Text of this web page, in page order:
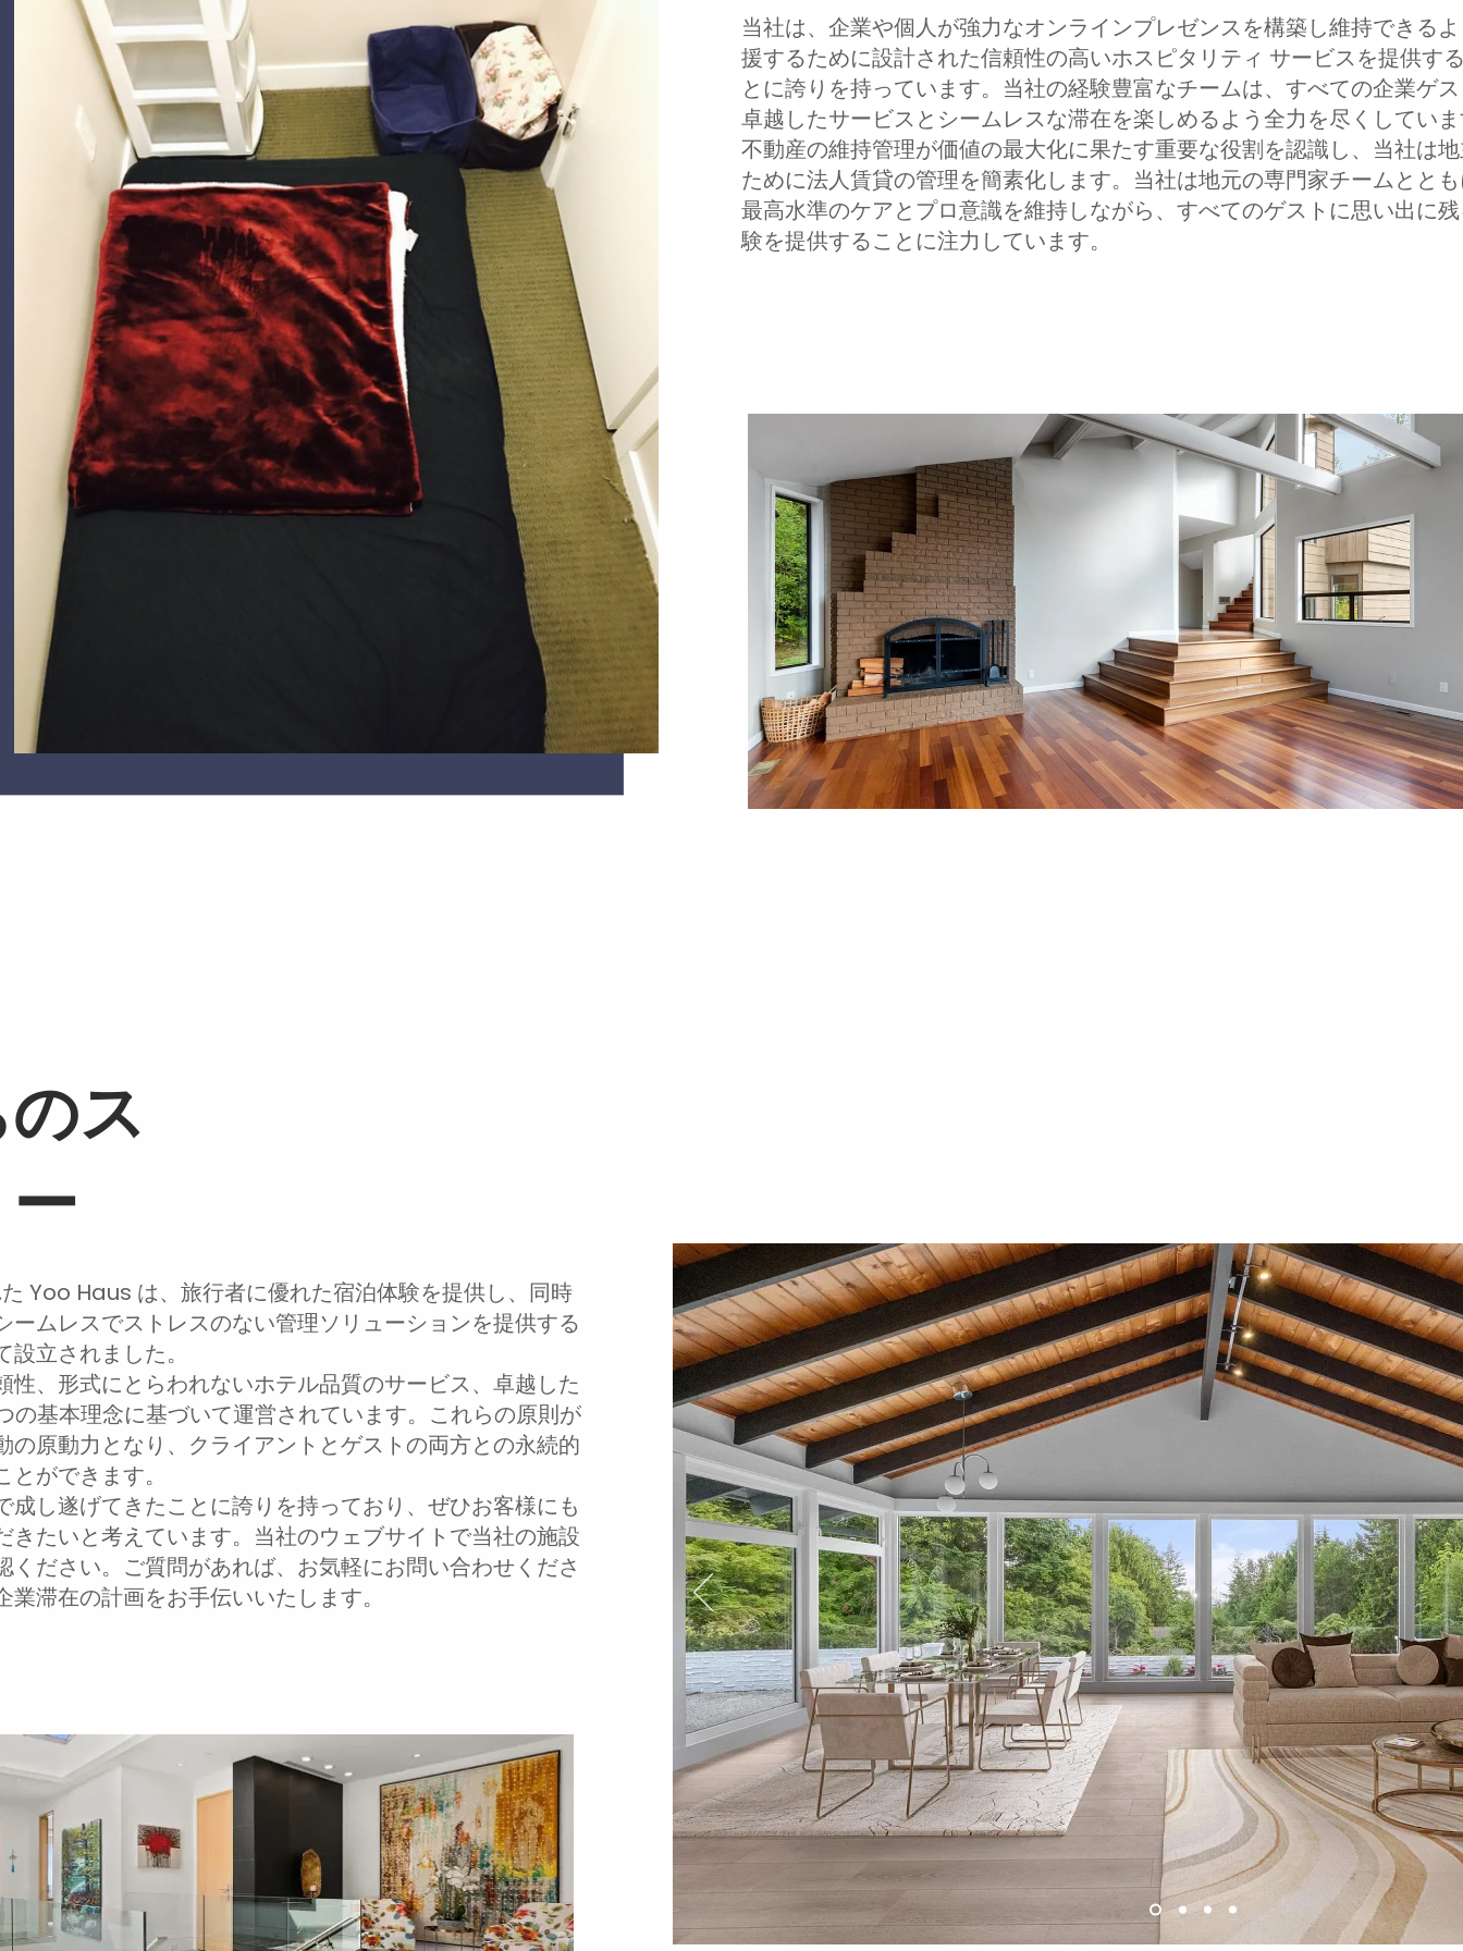
当社は、企業や個人が強力なオンラインプレゼンスを構築し維持できる
援するために設計された信頼性の高いホスピタリティ サービスを提供す
とに誇りを持っています。当社の経験豊富なチームは、すべての企業ゲ
卓越したサービスとシームレスな滞在を楽しめるよう全力を尽くしてい
不動産の維持管理が価値の最大化に果たす重要な役割を認識し、当社は
ために法人賃貸の管理を簡素化します。当社は地元の専門家チームとと
最高水準のケアとプロ意識を維持しながら、すべてのゲストに思い出に
験を提供することに注力しています。
ス
Yoo Haus は、旅行者に優れた宿泊体験を提供し、同時
ームレスでストレスのない管理ソリューションを提供する
立されました。
性、形式にとらわれないホテル品質のサービス、卓越した
の基本理念に基づいて運営されています。これらの原則が
の原動力となり、クライアントとゲストの両方との永続的
ができます。
成し遂げてきたことに誇りを持っており、ぜひお客様にも
きたいと考えています。当社のウェブサイトで当社の施設
ください。ご質問があれば、お気軽にお問い合わせくださ
滞在の計画をお手伝いいたします。